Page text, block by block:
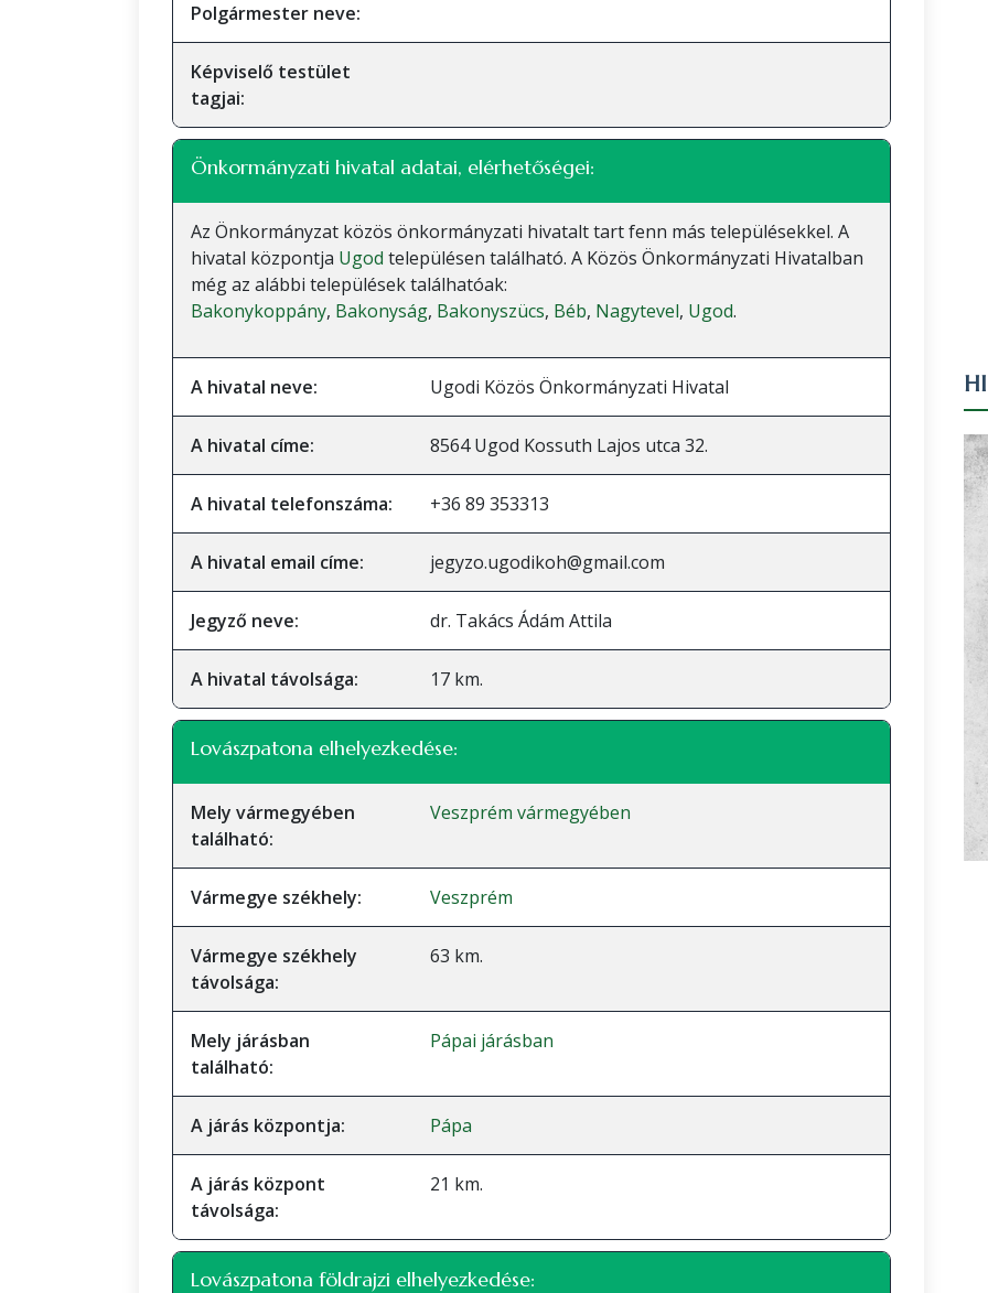
Polgármester neve:
Képviselő testület
tagjai:
Önkormányzati hivatal adatai, elérhetőségei:
Az Önkormányzat közös önkormányzati hivatalt tart fenn más településekkel. A
hivatal központja Ugod településen található. A Közös Önkormányzati Hivatalban
még az alábbi települések találhatóak:
Bakonykoppány, Bakonyság, Bakonyszücs, Béb, Nagytevel, Ugod.
A hivatal neve: Ugodi Közös Önkormányzati Hivatal
A hivatal címe: 8564 Ugod Kossuth Lajos utca 32.
A hivatal telefonszáma: +36 89 353313
A hivatal email címe: jegyzo.ugodikoh@gmail.com
Jegyző neve: dr. Takács Ádám Attila
A hivatal távolsága: 17 km.
Lovászpatona elhelyezkedése:
Mely vármegyében
található:
Veszprém vármegyében
Vármegye székhely: Veszprém
Vármegye székhely
távolsága:
63 km.
Mely járásban
található:
Pápai járásban
A járás központja: Pápa
A járás központ
távolsága:
21 km.
Lovászpatona földrajzi elhelyezkedése: